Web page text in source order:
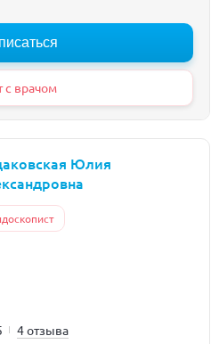
с врачом
Юлия
4 отзыва